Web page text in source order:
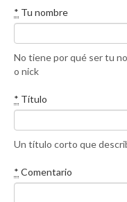
* Tu nombre
No tiene por qué ser tu
o nick
* Título
Un título corto que
* Comentario